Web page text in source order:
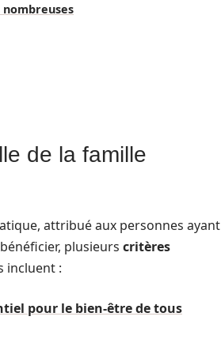
de la famille
attribué aux personnes ayant
plusieurs critères
incluent :
pour le bien-être de tous